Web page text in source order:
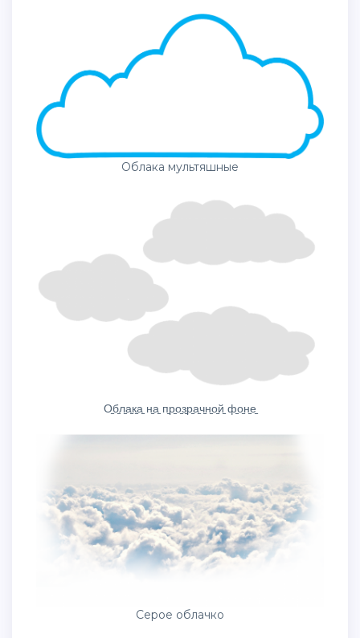
Облака мультяшные
О̠б̠л̠а̠к̠а̠ н̠а̠ п̠р̠о̠з̠р̠а̠ч̠н̠о̠й̠ ф̠о̠н̠е̠
Серое облачко